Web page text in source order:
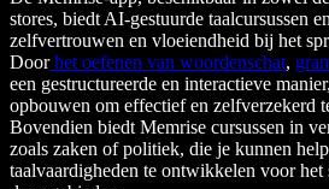
stores, biedt AI-gestuurde taalcursussen
zelfvertrouwen en vloeiendheid bij het
Doorhet oefenen van woordenschat,
een gestructureerde en interactieve
opbouwen om effectief en zelfverzekerd
Bovendien biedt Memrise cursussen in
zoals zaken of politiek, die je kunnen
taalvaardigheden te ontwikkelen voor het